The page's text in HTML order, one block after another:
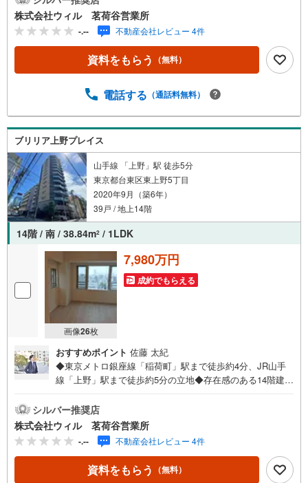
ズ！◆約12平米の専用庭＋テラス付き、邸宅感覚で暮らせ
る物件です！◆LDには床暖房を設置！寒い日でも足元快適
に過ごせます◆24時間ゴミ出し可能！お部屋はいつでもす
っきり！◆不在時でも荷物を受け取れる宅配ロッカー有
り！◆トリプルセキュリティシステムを採用！◆「マルエ
00～19:00】上記時間はお電話が繋がりやすくなっておりま
「室内・現地を見学する（無料）」ボタンよりご希望の日
時をご記入いただけますとスムーズにご案内が可能です。
【ウィル不動産販売はここが強み】（1）住宅ローンに精通
したローン専門部署があります！（2）施工実績多数のリフ
ォーム部門も社内にあります！（3）定休日なし！
株式会社ウィル 茗荷谷営業所
-.-- 不動産会社レビュー 4件
資料をもらう （無料）
電話する （通話料無料）
ブリリア上野プレイス
山手線 「上野」駅 徒歩5分
東京都台東区東上野5丁目
2020年9月（築6年）
39戸 / 地上14階
14階 / 南 / 38.84m2 / 1LDK
画像26枚
7,980万円
成約でもらえる
おすすめポイント 佐藤 太紀
◆東京メトロ銀座線「稲荷町」駅まで徒歩約4分、JR山手
線「上野」駅まで徒歩約5分の立地◆存在感のある14階建マ
ゆとりのある一人暮らしにもぴったりの間取り1LDKタイプ
◆上階からの物音を気にすることなく過ごせる最上階のお
部屋です◆居室の収納の他、玄関やリビングにも収納が設
けられ、スッキリとしたお部屋を実現！◆バルコニー2箇
所！用途に応じてご利用いただけます！◆インターネット
対応しております！◆毎日のお買い物に「マルエツ東上野
シルバー推奨店
株式会社ウィル 茗荷谷営業所
-.-- 不動産会社レビュー 4件
資料をもらう （無料）